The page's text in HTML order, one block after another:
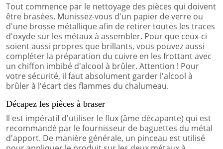
Tout commence par le nettoyage des pièces qui doivent
être brasées. Munissez-vous d'un papier de verre ou
d'une brosse métallique afin de retirer toutes les traces
d'oxyde sur les métaux à assembler. Pour que ceux-ci
soient aussi propres que brillants, vous pouvez aussi
compléter la préparation du cuivre en les frottant avec
un chiffon imbibé d'alcool à brûler. Attention ! Pour
votre sécurité, il faut absolument garder l'alcool à
brûler à l'écart des flammes du chalumeau.
Décapez les pièces à braser
Il est impératif d'utiliser le flux (âme décapante) qui est
recommandé par le fournisseur de baguettes du métal
d'apport. De manière générale, un pinceau est utilisé